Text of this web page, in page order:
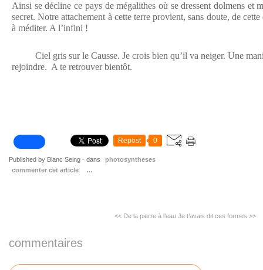
Ainsi se décline ce pays de mégalithes où se dressent dolmens et
secret. Notre attachement à cette terre provient, sans doute, de
à méditer. A l’infini !
Ciel gris sur le Causse. Je crois bien qu’il va neiger. Une
rejoindre. A te retrouver bientôt.
Repost 0
Published by Blanc Seing - dans
photosyntheses
commenter cet article
…
<< De la pierre à l’eau Je t’avais dit ces formes >>
commentaires